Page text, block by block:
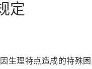
定
因生理特点造成的特